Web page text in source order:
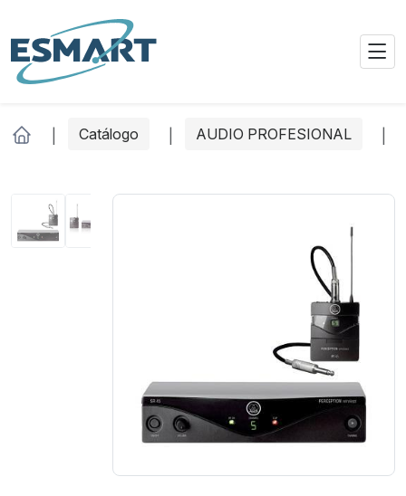
Catálogo AUDIO PROFESIONAL